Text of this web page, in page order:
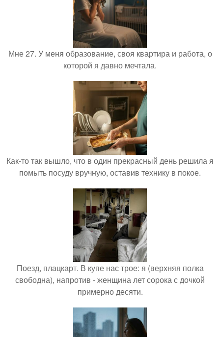
Мне 27. У меня образование, своя квартира и работа, о
которой я давно мечтала.
Как-то так вышло, что в один прекрасный день решила я
помыть посуду вручную, оставив технику в покое.
Поезд, плацкарт. В купе нас трое: я (верхняя полка
свободна), напротив - женщина лет сорока с дочкой
примерно десяти.